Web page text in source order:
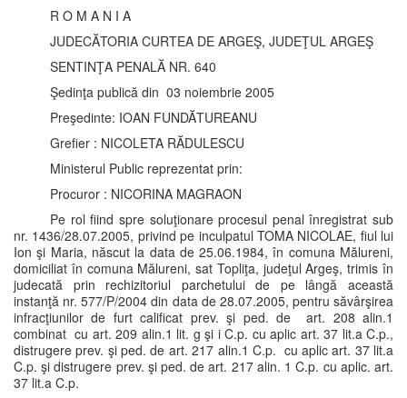
R O M A N I A
JUDECĂTORIA CURTEA DE ARGEŞ, JUDEŢUL ARGEŞ
SENTINŢA PENALĂ NR. 640
Şedinţa publică din 03 noiembrie 2005
Preşedinte: IOAN FUNDĂTUREANU
Grefier : NICOLETA RĂDULESCU
Ministerul Public reprezentat prin:
Procuror : NICORINA MAGRAON
Pe rol fiind spre soluţionare procesul penal înregistrat sub
nr. 1436/28.07.2005, privind pe inculpatul TOMA NICOLAE, fiul lui
Ion şi Maria, născut la data de 25.06.1984, în comuna Mălureni,
domiciliat în comuna Mălureni, sat Topliţa, judeţul Argeş, trimis în
judecată prin rechizitoriul parchetului de pe lângă această
instanţă nr. 577/P/2004 din data de 28.07.2005, pentru săvârşirea
infracţiunilor de furt calificat prev. şi ped. de art. 208 alin.1
combinat cu art. 209 alin.1 lit. g şi i C.p. cu aplic art. 37 lit.a C.p.,
distrugere prev. şi ped. de art. 217 alin.1 C.p. cu aplic art. 37 lit.a
C.p. şi distrugere prev. şi ped. de art. 217 alin. 1 C.p. cu aplic. art.
37 lit.a C.p.